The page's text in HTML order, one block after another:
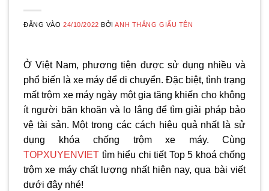
ĐĂNG VÀO24/10/2022 BỞIANH THẮNG GIẤU TÊN
Ở Việt Nam, phương tiện được sử dụng nhiều và
phổ biến là xe máy để di chuyển. Đặc biệt, tình trạng
mất trộm xe máy ngày một gia tăng khiến cho không
ít người băn khoăn và lo lắng để tìm giải pháp bảo
vệ tài sản. Một trong các cách hiệu quả nhất là sử
dụng khóa chống trộm xe máy. Cùng
TOPXUYENVIET tìm hiểu chi tiết Top 5 khoá chống
trộm xe máy chất lượng nhất hiện nay, qua bài viết
dưới đây nhé!